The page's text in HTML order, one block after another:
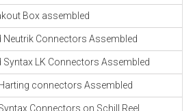
Box assembled
Neutrik Connectors Assembled
Syntax LK Connectors Assembled
connectors Assembled
Connectors on Schill Reel